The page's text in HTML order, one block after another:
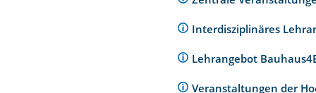
Interdisziplinäres
Lehrangebot
Veranstaltungen der